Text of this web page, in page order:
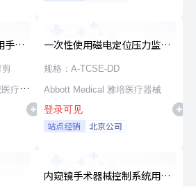
手术
疗公
一次性使用磁电定位压力监测
消融导管
规格：A-TCSE-DD
Abbott Medical 雅培医疗器械
登录可见
站点经销 北京公司
内窥镜手术器械控制系统用无